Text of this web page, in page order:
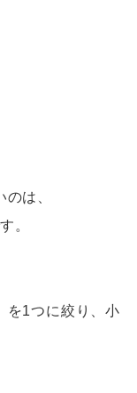
は、
。
を1つに絞り、小